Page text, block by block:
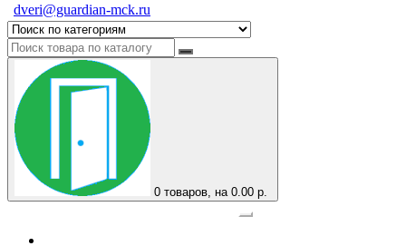
dveri@guardian-mck.ru
0 товаров, на 0.00 р.